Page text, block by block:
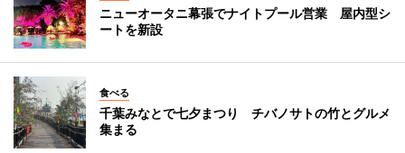
ニューオータニ幕張でナイトプール営業 屋内型シ
ートを新設
食べる
千葉みなとで七夕まつり チバノサトの竹とグルメ
集まる